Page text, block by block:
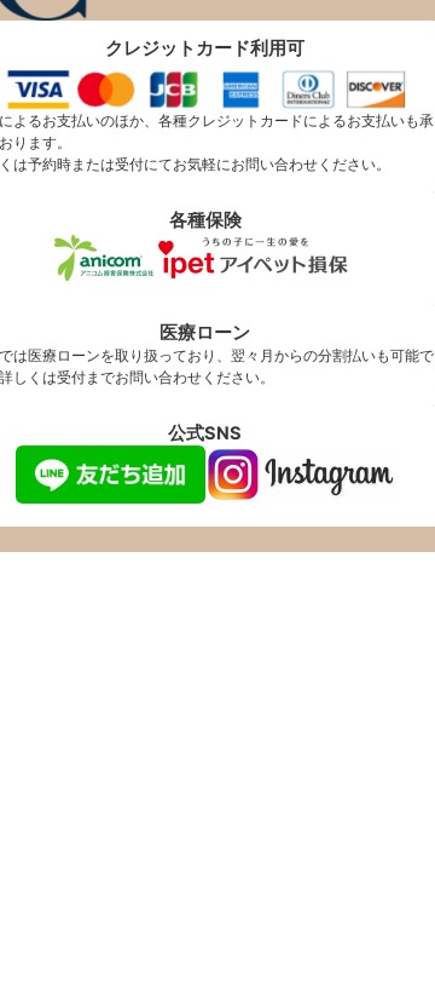
クレジットカード利用可
よるお支払いのほか、各種クレジットカードによるお支払いも承
ります。
は予約時または受付にてお気軽にお問い合わせください。
各種保険
医療ローン
は医療ローンを取り扱っており、翌々月からの分割払いも可能で
しくは受付までお問い合わせください。
公式SNS